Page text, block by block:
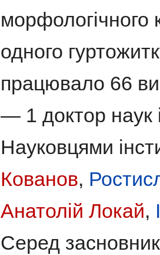
морфологiчного
одного
працювало 66
— 1 доктор наук
Науковцями
Кованов,
Анатолій Локай,
Серед